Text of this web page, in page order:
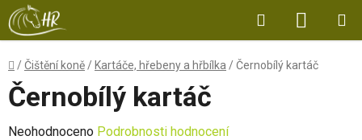
Přejít
na
obsah
Hledat
KOŠÍK
Domů
/ Čištění koně / Kartáče, hřebeny a hřbílka / Černobílý kartáč
Černobílý kartáč
Průměrné
Neohodnoceno Podrobnosti hodnocení